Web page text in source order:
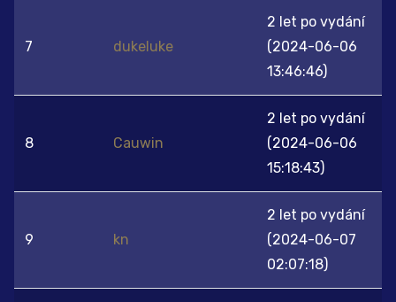
7 dukeluke
2 let po vydání
(2024-06-06
13:46:46)
8 Cauwin
2 let po vydání
(2024-06-06
15:18:43)
9 kn
2 let po vydání
(2024-06-07
02:07:18)